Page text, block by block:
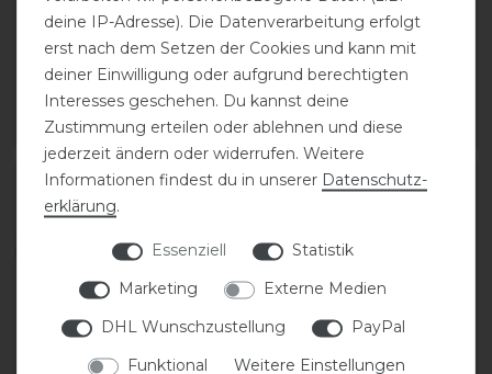
Stretch-Gürtel
99,00 € *
ARTIKEL MERKEN ARTIKEL MERKEN
deine IP-Adresse). Die Datenverarbeitung erfolgt
erst nach dem Setzen der Cookies und kann mit
deiner Einwilligung oder aufgrund berechtigten
Interesses geschehen. Du kannst deine
Zustimmung erteilen oder ablehnen und diese
jederzeit ändern oder widerrufen. Weitere
Informationen findest du in unserer Daten­schutz­
erklärung.
Essenziell
Statistik
Marketing
Externe Medien
DHL Wunschzustellung
PayPal
Funktional
Weitere Einstellungen